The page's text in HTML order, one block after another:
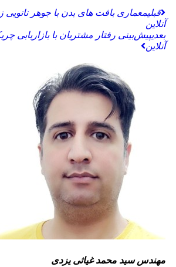
قبلیمعماری بافت های بدن با جوهر
آنلاین
بعدیپیش‌بینی رفتار مشتریان با بازاریابی
آنلاین
مهندس سید محمد غیاثی یزدی